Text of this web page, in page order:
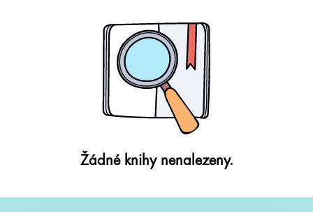
Žádné knihy nenalezeny.